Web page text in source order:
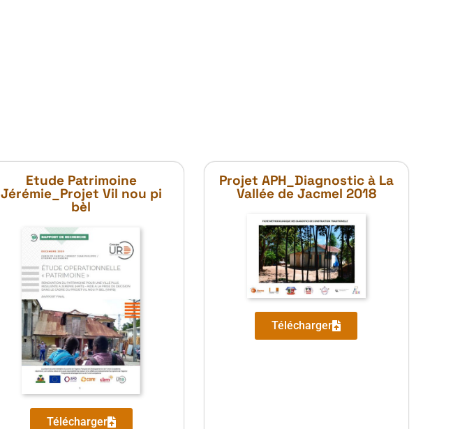
Etude Patrimoine
Jérémie_Projet Vil nou pi
bèl
Télécharger
Projet APH_Diagnostic à La
Vallée de Jacmel 2018
Télécharger